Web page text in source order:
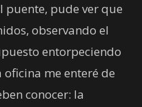
puente, pude ver que
observando el
entorpeciendo
me enteré de
conocer: la